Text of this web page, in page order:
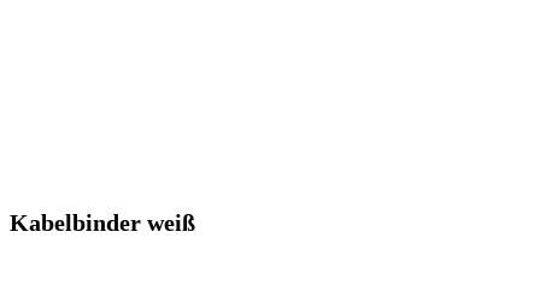
Kabelbinder weiß